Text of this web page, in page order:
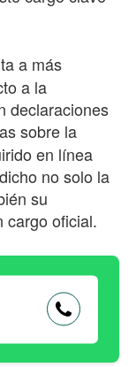
a más
a la
declaraciones
sobre la
en línea
no solo la
su
cargo oficial.